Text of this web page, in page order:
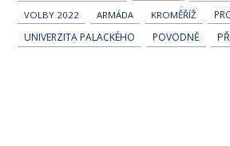
VOLBY 2022 ARMÁDA KROMĚŘÍŽ
UNIVERZITA PALACKÉHO POVODNĚ